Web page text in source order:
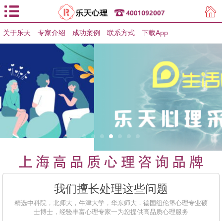
用户登录 用户注册
关于乐天 专家介绍 成功案例 联系方式 下载App
我们擅长处理这些问题
精选中科院，北师大，牛津大学，华东师大，德国纽伦堡心理专业硕
士博士，经验丰富心理专家一为您提供高品质心理服务